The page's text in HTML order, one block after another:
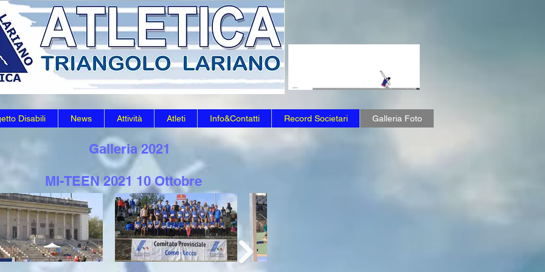
Disabili News Attività Atleti Info&Contatti Record Societari Galleria Foto
Galleria 2021
MI-TEEN 2021 10 Ottobre